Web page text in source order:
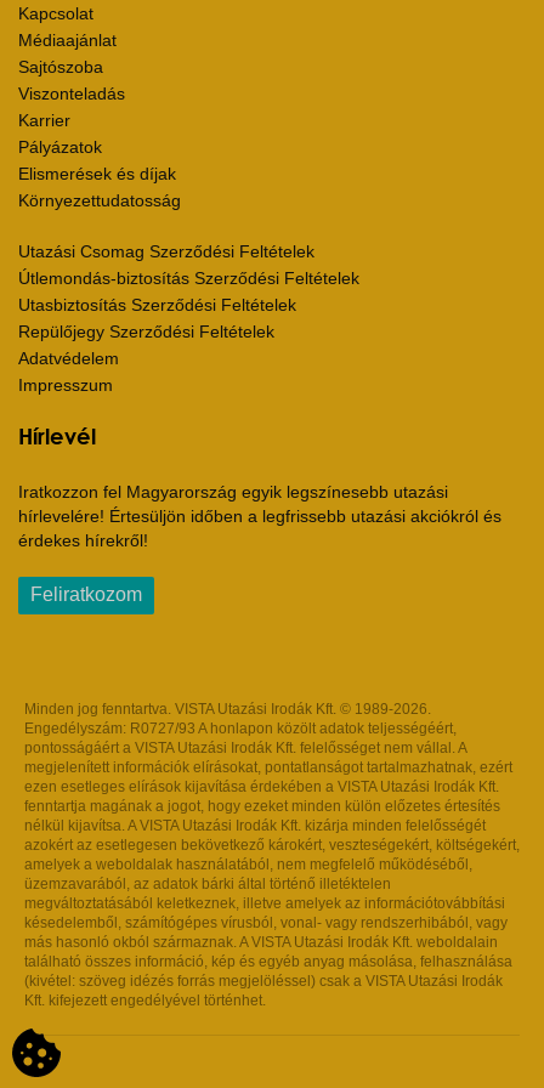
Kapcsolat
Médiaajánlat
Sajtószoba
Viszonteladás
Karrier
Pályázatok
Elismerések és díjak
Környezettudatosság
Utazási Csomag Szerződési Feltételek
Útlemondás-biztosítás Szerződési Feltételek
Utasbiztosítás Szerződési Feltételek
Repülőjegy Szerződési Feltételek
Adatvédelem
Impresszum
Hírlevél
Iratkozzon fel Magyarország egyik legszínesebb utazási
hírlevelére! Értesüljön időben a legfrissebb utazási akciókról és
érdekes hírekről!
Feliratkozom
Minden jog fenntartva. VISTA Utazási Irodák Kft. © 1989-2026.
Engedélyszám: R0727/93 A honlapon közölt adatok teljességéért,
pontosságáért a VISTA Utazási Irodák Kft. felelősséget nem vállal. A
megjelenített információk elírásokat, pontatlanságot tartalmazhatnak, ezért
ezen esetleges elírások kijavítása érdekében a VISTA Utazási Irodák Kft.
fenntartja magának a jogot, hogy ezeket minden külön előzetes értesítés
nélkül kijavítsa. A VISTA Utazási Irodák Kft. kizárja minden felelősségét
azokért az esetlegesen bekövetkező károkért, veszteségekért, költségekért,
amelyek a weboldalak használatából, nem megfelelő működéséből,
üzemzavarából, az adatok bárki által történő illetéktelen
megváltoztatásából keletkeznek, illetve amelyek az információtovábbítási
késedelemből, számítógépes vírusból, vonal- vagy rendszerhibából, vagy
más hasonló okból származnak. A VISTA Utazási Irodák Kft. weboldalain
található összes információ, kép és egyéb anyag másolása, felhasználása
(kivétel: szöveg idézés forrás megjelöléssel) csak a VISTA Utazási Irodák
Kft. kifejezett engedélyével történhet.